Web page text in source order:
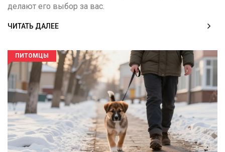
делают его выбор за вас.
ЧИТАТЬ ДАЛЕЕ
ПИТОМЦЫ